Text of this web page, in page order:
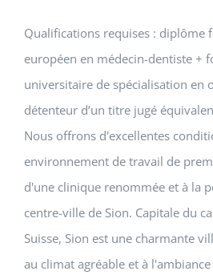
Qualifications requises : diplôme
européen en médecin-dentiste +
universitaire de spécialisation en
détenteur d’un titre jugé
Nous offrons d'excellentes
environnement de travail de
d'une clinique renommée et à la
centre-ville de Sion. Capitale du
Suisse, Sion est une charmante
au climat agréable et à